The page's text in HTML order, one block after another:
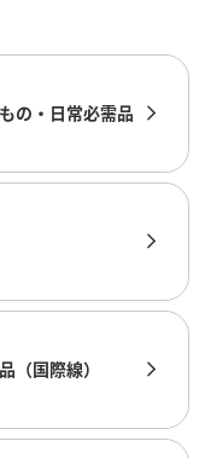
の・日常必需品
（国際線）